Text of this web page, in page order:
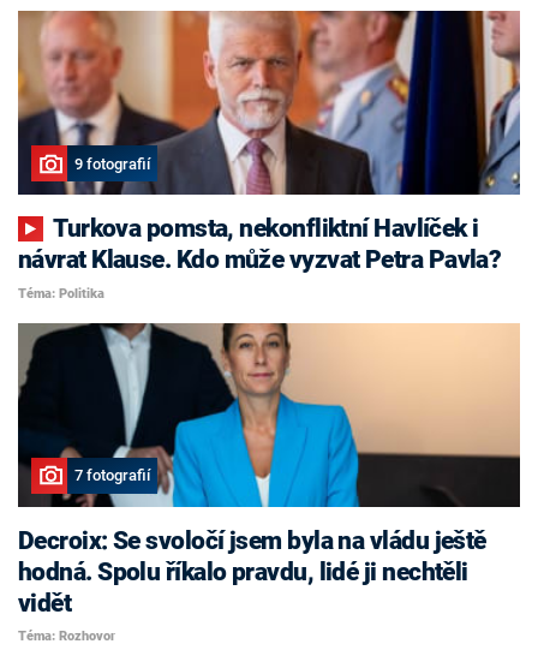
9 fotografií
Turkova pomsta, nekonfliktní Havlíček i
návrat Klause. Kdo může vyzvat Petra Pavla?
Téma: Politika
7 fotografií
Decroix: Se svoločí jsem byla na vládu ještě
hodná. Spolu říkalo pravdu, lidé ji nechtěli
vidět
Téma: Rozhovor